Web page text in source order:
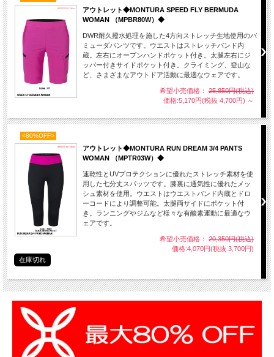
アウトレット◆MONTURA SPEED FLY BERMUDA
WOMAN （MPBR80W）◆
DWR耐久撥水処理を施した4方向ストレッチ生地使用のバ
ミューダパンツです。ウエストはストレッチバンド内
蔵。左右にオープンハンドポケット付き。太腿左右にジ
ッパー付きサイドポケット付き。クライミング、登山な
ど、さまざまなアウトドア活動に最適なウェアです。
希望小売価格： 25,850円(税込)
価格:5,170円(税抜 4,700円) ～
<80%OFF>
アウトレット◆MONTURA RUN DREAM 3/4 PANTS
WOMAN （MPTR03W）◆
速乾性とUVプロテクションに優れたストレッチ素材を使
用した七分丈スパッツです。膝裏に通気性に優れたメッ
シュ素材を使用。ウエストはウエストバンド内蔵とドロ
ーコードにより調整可能。太腿両サイドにポケット付
き。ランニングやジムなど様々な有酸素運動に最適なウ
ェアです。
希望小売価格： 20,350円(税込)
価格:4,070円(税抜 3,700円)
在庫切れ